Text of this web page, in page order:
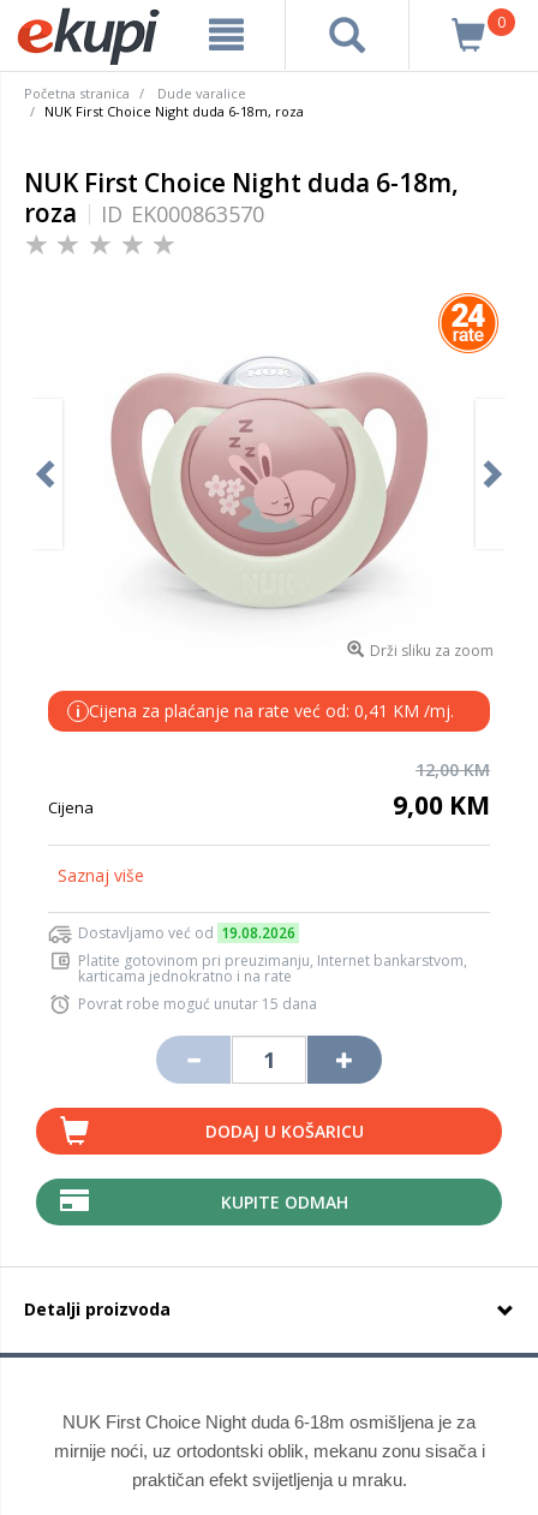
0
Početna stranica
Dude varalice
NUK First Choice Night duda 6-18m, roza
NUK First Choice Night duda 6-18m,
roza
ID EK000863570
Drži sliku za zoom
i Cijena za plaćanje na rate već od: 0,41 KM /mj.
12,00 KM
Cijena 9,00 KM
Saznaj više
Dostavljamo već od 19.08.2026
Platite gotovinom pri preuzimanju, Internet bankarstvom,
karticama jednokratno i na rate
Povrat robe moguć unutar 15 dana
DODAJ U KOŠARICU
KUPITE ODMAH
Detalji proizvoda
NUK First Choice Night duda 6-18m osmišljena je za
mirnije noći, uz ortodontski oblik, mekanu zonu sisača i
praktičan efekt svijetljenja u mraku.